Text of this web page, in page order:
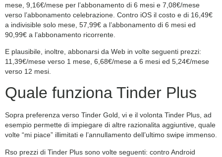
mese, 9,16€/mese per l’abbonamento di 6 mesi e 7,08€/mese
verso l’abbonamento celebrazione. Contro iOS il costo e di 16,49€
a indivisible solo mese, 57,99€ a l’abbonamento di 6 mesi ed
90,99€ a l’abbonamento ricorrente.
E plausibile, inoltre, abbonarsi da Web in volte seguenti prezzi:
11,39€/mese verso 1 mese, 6,68€/mese a 6 mesi ed 5,24€/mese
verso 12 mesi.
Quale funziona Tinder Plus
Sopra preferenza verso Tinder Gold, vi e il volonta Tinder Plus, ad
esempio permette di impiegare di altre razionalita aggiuntive, quale
volte “mi piace” illimitati e l’annullamento dell’ultimo swipe immenso.
Rso prezzi di Tinder Plus sono volte seguenti: contro Android